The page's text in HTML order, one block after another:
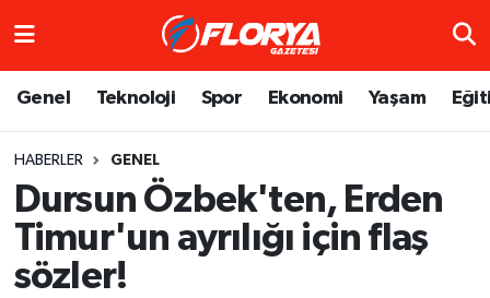
Genel Teknoloji Spor Ekonomi Yaşam
HABERLER GENEL
Dursun Özbek'ten, Erden
Timur'un ayrılığı için flaş
sözler!
Trafik Durumu
Süper Lig Puan Durumu ve Fikstür
Tüm Manşetler